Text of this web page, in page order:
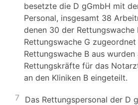
besetzte die D gGmbH mit
Personal, insgesamt 38
denen 30 der Rettungswache
Rettungswache G
Rettungswache B aus wurden
Rettungskräfte für das
an den Kliniken B eingeteilt.
7
Das Rettungspersonal der D